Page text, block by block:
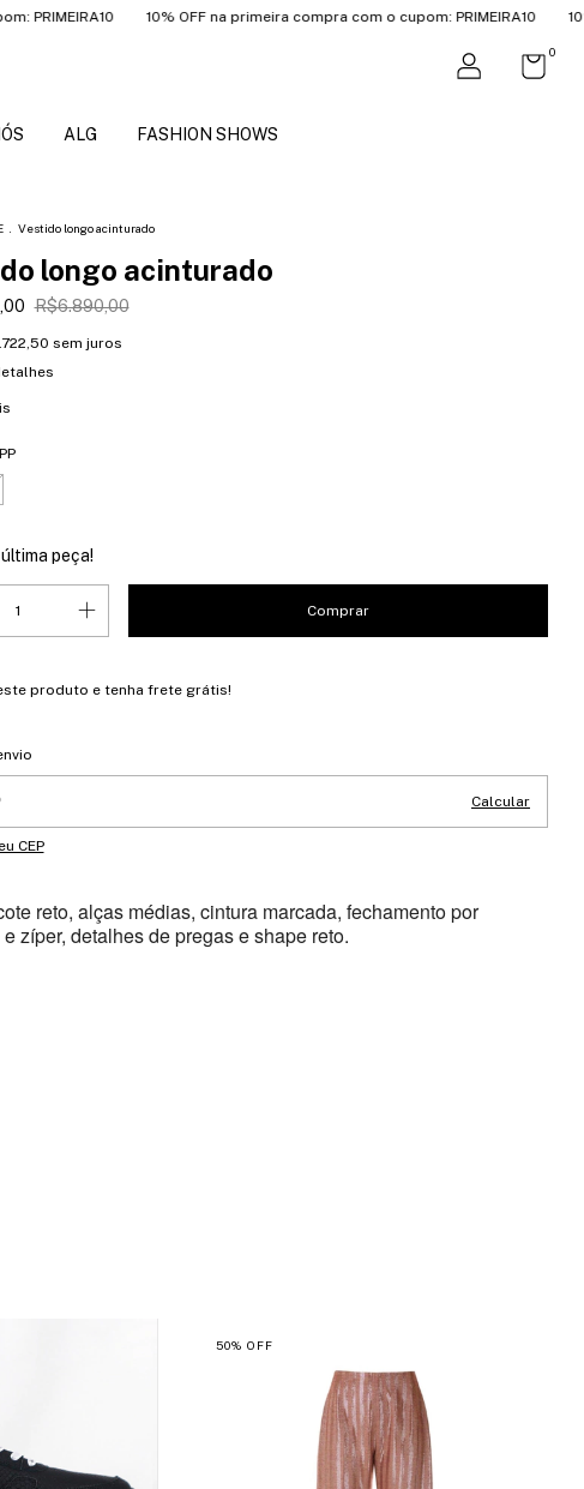
10% OFF na primeira compra com o cupom: PRIMEIRA10 10% OFF
0
ALG FASHION SHOWS
Vestido longo acinturado
longo acinturado
R$6.890,00
sem juros
PP
peça!
produto e tenha frete grátis!
o CEP:
Calcular
CEP
reto, alças médias, cintura marcada, fechamento por
zíper, detalhes de pregas e shape reto.
50% OFF